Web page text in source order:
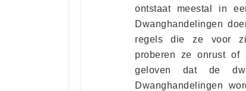
ontstaat meestal in
Dwanghandelingen
regels die ze voor
proberen ze onrust of
geloven dat de
Dwanghandelingen